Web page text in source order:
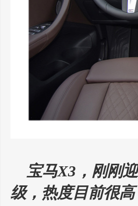
宝马X3，刚刚
级，热度目前很高